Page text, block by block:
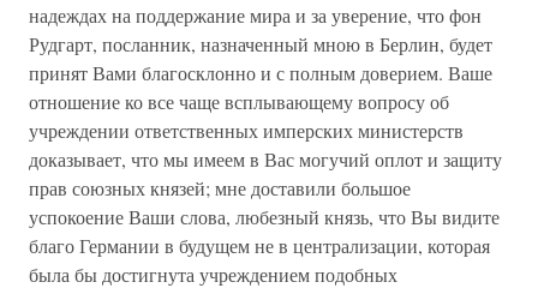
надеждах на поддержание мира и за уверение, что фон
Рудгарт, посланник, назначенный мною в Берлин, будет
принят Вами благосклонно и с полным доверием. Ваше
отношение ко все чаще всплывающему вопросу об
учреждении ответственных имперских министерств
доказывает, что мы имеем в Вас могучий оплот и защиту
прав союзных князей; мне доставили большое
успокоение Ваши слова, любезный князь, что Вы видите
благо Германии в будущем не в централизации, которая
была бы достигнута учреждением подобных